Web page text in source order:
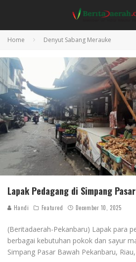
Home Denyut Sabang Merauke
Lapak Pedagang di Simpang
Handi Featured December 10, 2025
(Beritadaerah-Pekanbaru) Lapak para
berbagai kebutuhan pokok dan sayur
Simpang Pasar Bawah Pekanbaru,